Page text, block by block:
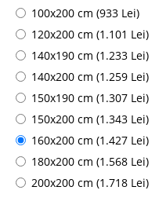
100x200 cm (933 Lei)
120x200 cm (1.101 Lei)
140x190 cm (1.233 Lei)
140x200 cm (1.259 Lei)
150x190 cm (1.307 Lei)
150x200 cm (1.343 Lei)
160x200 cm (1.427 Lei)
180x200 cm (1.568 Lei)
200x200 cm (1.718 Lei)